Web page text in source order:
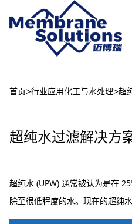
首页>行业应用化工与水处理>超
超纯水过滤解决方
超纯水 (UPW) 通常被认为是在
除至很低程度的水。现在的超纯